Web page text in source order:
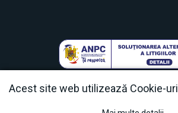
Acest site web utilizează Cookie-uri